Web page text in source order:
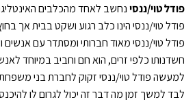
פודל טוי/ננסינחשב לאחד מהכלבים
פודל טוי/ננסי הינו כלב רגוע ושקט בבית אך
פודל טוי/ננסי מאוד חברותי ומסתדר עם
חשדנותו כלפי זרים, הוא חם וחביב במיוחד
למעשה פודל טוי/ננסי זקוק לחברת בני
לבד למשך זמן מה דבר זה יכול לגרום לו